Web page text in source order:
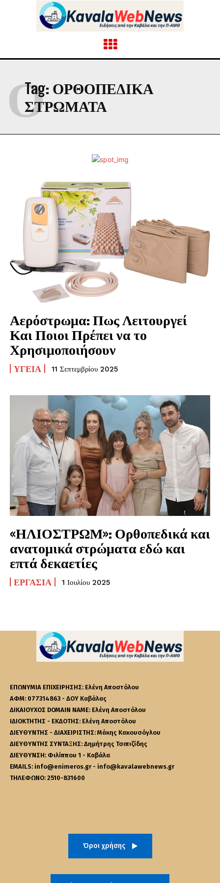
Tag: ΟΡΘΟΠΕΔΙΚΑ
ΣΤΡΩΜΑΤΑ
Ο
Αερόστρωμα: Πως Λειτουργεί
Και Ποιοι Πρέπει να το
Χρησιμοποιήσουν
ΥΓΕΊΑ 11 Σεπτεμβρίου 2025
«ΗΛΙΟΣΤΡΩΜ»: Ορθοπεδικά και
ανατομικά στρώματα εδώ και
επτά δεκαετίες
ΕΡΓΑΣΊΑ 1 Ιουλίου 2025
ΕΠΩΝΥΜΙΑ ΕΠΙΧΕΙΡΗΣΗΣ: Ελένη Αποστόλου
ΑΦΜ: 077314863 - ΔΟΥ Καβάλας
ΔΙΚΑΙΟΥΧΟΣ DOMAIN NAME: Ελένη Αποστόλου
ΙΔΙΟΚΤΗΤΗΣ - ΕΚΔΟΤΗΣ: Ελένη Αποστόλου
ΔΙΕΥΘΥΝΤΗΣ - ΔΙΑΧΕΙΡΙΣΤΗΣ: Μάκης Κακουσόγλου
ΔΙΕΥΘΥΝΤΗΣ ΣΥΝΤΑΞΗΣ: Δημήτρης Τσιπιζίδης
ΔΙΕΥΘΥΝΣΗ: Φιλίππου 1 - Καβάλα
EMAILS: info@enimeros.gr - info@kavalawebnews.gr
ΤΗΛΕΦΩΝΟ: 2510-831600
Όροι χρήσης